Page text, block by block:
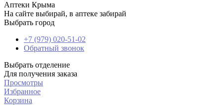
Аптеки Крыма
На сайте выбирай, в аптеке забирай
Выбрать город
+7 (979) 020-51-02
Обратный звонок
Выбрать отделение
Для получения заказа
Просмотры
Избранное
Корзина